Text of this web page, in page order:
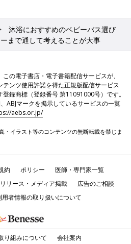
沐浴におすすめのベビーバス選び
まで通して考えることが大事
この電子書店・電子書籍配信サービスが、
テンツ使用許諾を得た正規版配信サービス
録商標（登録番号 第11091000号）です。
ABJマークを掲示しているサービスの一覧
aebs.or.jp/
・イラスト等のコンテンツの無断転載を禁じま
約 ポリシー
医師・専門家一覧
リース・メディア掲載
広告のご相談
用者情報の取り扱いについて
り組みについて 会社案内